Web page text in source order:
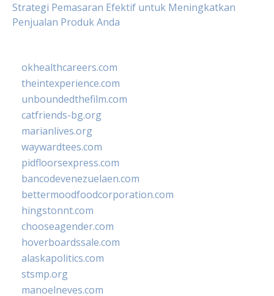
Strategi Pemasaran Efektif untuk Meningkatkan
Penjualan Produk Anda
okhealthcareers.com
theintexperience.com
unboundedthefilm.com
catfriends-bg.org
marianlives.org
waywardtees.com
pidfloorsexpress.com
bancodevenezuelaen.com
bettermoodfoodcorporation.com
hingstonnt.com
chooseagender.com
hoverboardssale.com
alaskapolitics.com
stsmp.org
manoelneves.com